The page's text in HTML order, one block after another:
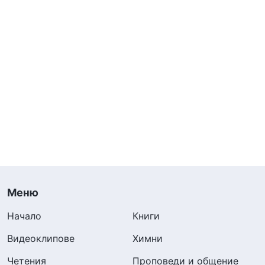
ситуация.
След това се замислих: знаех, че да стоя до
Меню
Начало
Книги
Видеоклипове
Химни
Четения
Проповеди и общение